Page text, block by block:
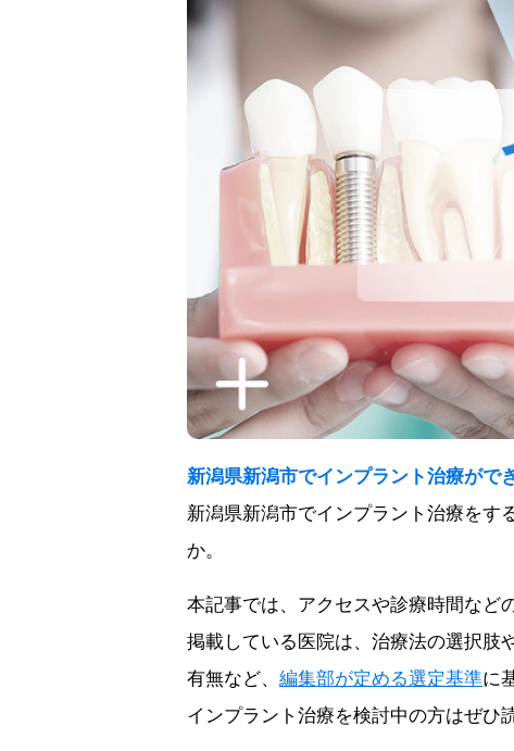
新潟県新潟市でインプラント治療がで
新潟県新潟市でインプラント治療をす
か。
本記事では、アクセスや診療時間など
掲載している医院は、治療法の選択肢
有無など、 編集部が定める選定基準に
インプラント治療を検討中の方はぜひ